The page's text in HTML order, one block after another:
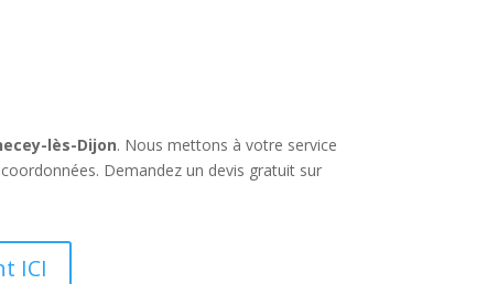
lès-Dijon. Nous mettons à votre service
Demandez un devis gratuit sur
ICI